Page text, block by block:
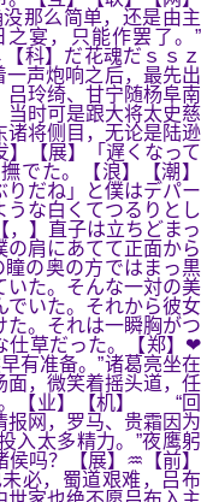
那么简单，还是由主
之宴，只能作罢了。”
科】だ花魂だｓｓｚ
声炮响之后，最先出
玲绮、甘宁随杨阜南
当时可是跟大将太史慈
诸将侧目，无论是陆逊
【展】「遅くなって
でた。【浪】【潮】
りだね」と僕はデパー
うな白くてつるりとし
】直子は立ちどまっ
肩にあてて正面から
の奥の方ではまっ黒
いた。そんな一対の美
でいた。それから彼女
た。それは一瞬胸がつ
仕草だった。【郑】❤
准备。”诸葛亮坐在
面，微笑着摇头道，任
。【业】【机】 “回
报网，罗马、贵霜因为
入太多精力。”夜鹰躬
？【展】♒【前】
必，蜀道艰难，吕布